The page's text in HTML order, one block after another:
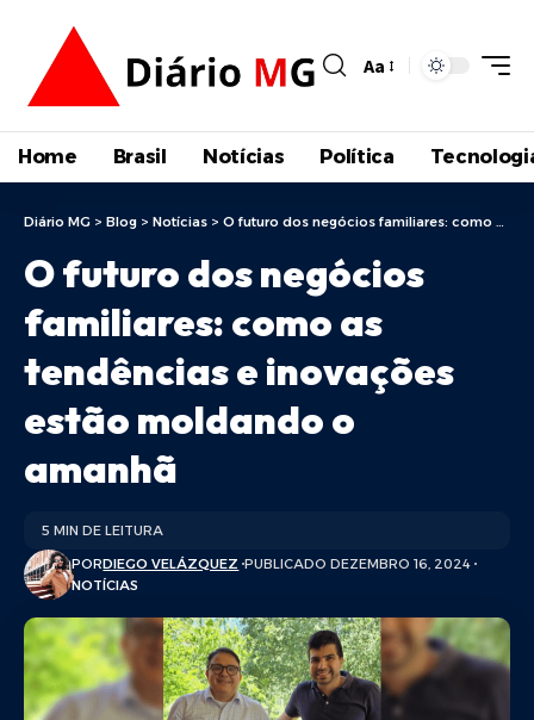
Aa
Home Brasil Notícias Política
Diário MG > Blog > Notícias > O futuro dos negócios familiares: como as tendências e inovações estão moldando o amanhã
O futuro dos negócios
familiares: como as
tendências e inovações
estão moldando o
amanhã
PORDIEGO VELÁZQUEZ PUBLICADO DEZEMBRO 16, 2024
NOTÍCIAS
5 MIN DE LEITURA